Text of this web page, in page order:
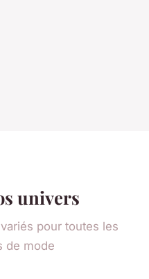
univers
pour toutes les
de mode